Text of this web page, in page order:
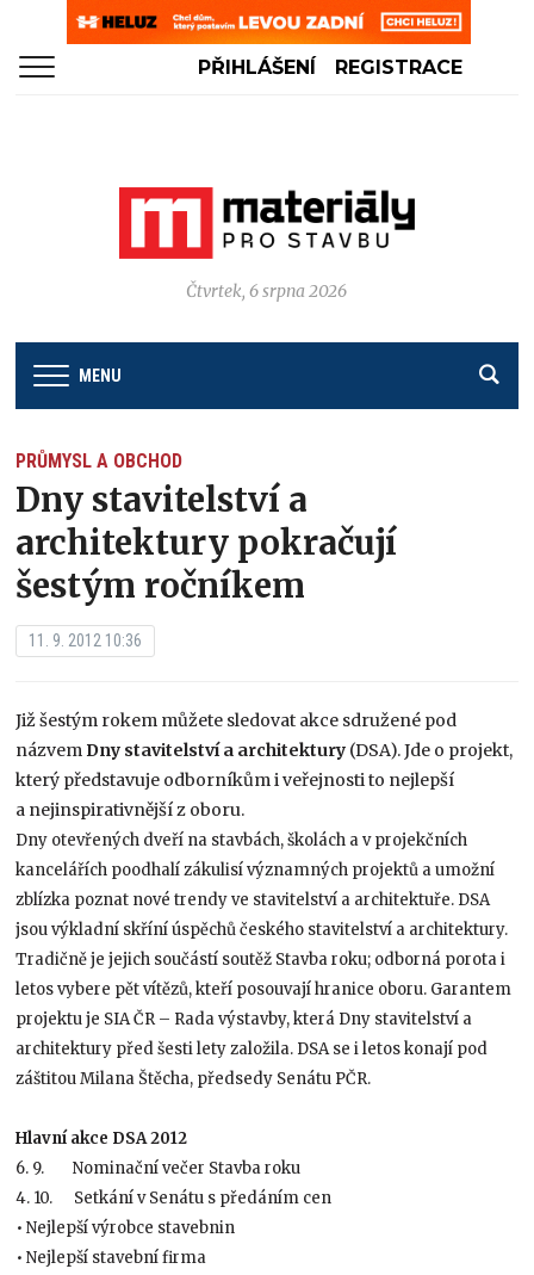
PŘIHLÁŠENÍ REGISTRACE
Čtvrtek, 6 srpna 2026
MENU
PRŮMYSL A OBCHOD
Dny stavitelství a
architektury pokračují
šestým ročníkem
11. 9. 2012 10:36
Již šestým rokem můžete sledovat akce sdružené pod
názvem Dny stavitelství a architektury (DSA). Jde o projekt,
který představuje odborníkům i veřejnosti to nejlepší
a nejinspirativnější z oboru.
Dny otevřených dveří na stavbách, školách a v projekčních
kancelářích poodhalí zákulisí významných projektů a umožní
zblízka poznat nové trendy ve stavitelství a architektuře. DSA
jsou výkladní skříní úspěchů českého stavitelství a architektury.
Tradičně je jejich součástí soutěž Stavba roku; odborná porota i
letos vybere pět vítězů, kteří posouvají hranice oboru. Garantem
projektu je SIA ČR – Rada výstavby, která Dny stavitelství a
architektury před šesti lety založila. DSA se i letos konají pod
záštitou Milana Štěcha, předsedy Senátu PČR.
Hlavní akce DSA 2012
6. 9. Nominační večer Stavba roku
4. 10. Setkání v Senátu s předáním cen
• Nejlepší výrobce stavebnin
• Nejlepší stavební firma